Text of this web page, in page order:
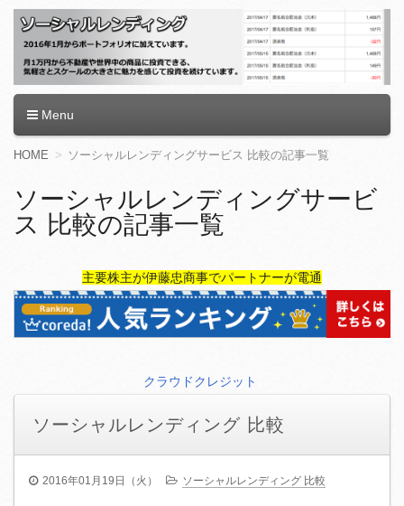
ソーシャルレンディング
Menu
コ
テ
ン
ツ
HOME ソーシャルレンディングサービス 比較の記事一覧
ソーシャルレンディングサービ
ス 比較の記事一覧
主要株主が伊藤忠商事でパートナーが電通
クラウドクレジット
ソーシャルレンディング 比較
2016年01月19日（火） ソーシャルレンディング 比較